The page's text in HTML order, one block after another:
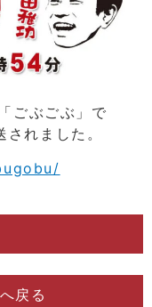
ごぶごぶ」で
れました。
戻る